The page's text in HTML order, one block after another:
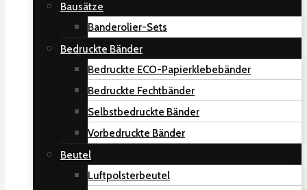
Bausätze
Banderolier-Sets
Bedruckte Bänder
Bedruckte ECO-Papierklebebänder
Bedruckte Fechtbänder
Selbstbedruckte Bänder
Vorbedruckte Bänder
Beutel
Luftpolsterbeutel